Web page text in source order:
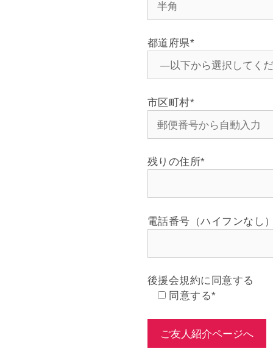
都道府県*
市区町村*
残りの住所*
電話番号（ハイフンなし
後援会規約に同意する
同意する*